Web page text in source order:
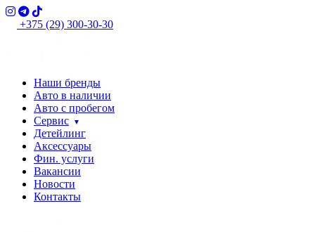
+375 (29) 300-30-30
Наши бренды
Авто в наличии
Авто с пробегом
Сервис
Детейлинг
Аксессуары
Фин. услуги
Вакансии
Новости
Контакты